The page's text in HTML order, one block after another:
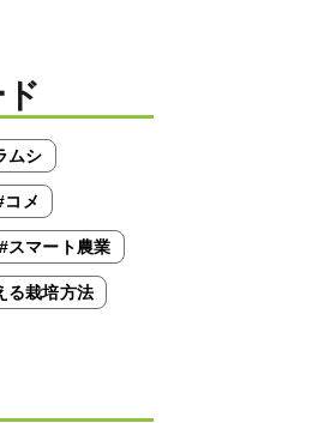
ムシ
コメ
#スマート農業
る栽培方法